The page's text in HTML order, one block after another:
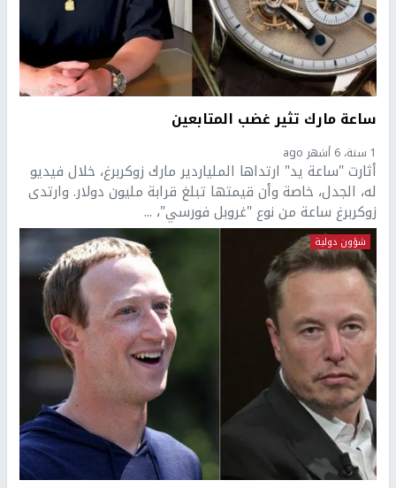
ساعة مارك تثير غضب المتابعين
1 سنة، 6 أشهر ago
أثارت "ساعة يد" ارتداها الملياردير مارك زوكربرغ، خلال فيديو
له، الجدل، خاصة وأن قيمتها تبلغ قرابة مليون دولار. وارتدى
زوكربرغ ساعة من نوع "غروبل فورسي"، ...
شؤون دولية